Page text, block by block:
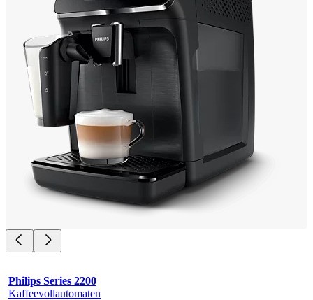
Philips Series 2200
Kaffeevollautomaten